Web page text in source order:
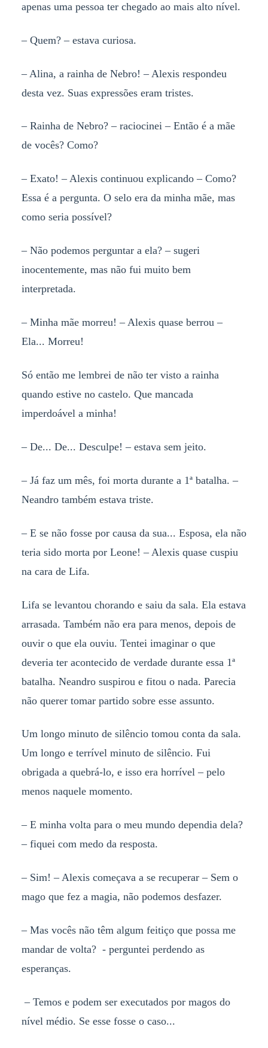
apenas uma pessoa ter chegado ao mais alto nível.
– Quem? – estava curiosa.
– Alina, a rainha de Nebro! – Alexis respondeu
desta vez. Suas expressões eram tristes.
– Rainha de Nebro? – raciocinei – Então é a mãe
de vocês? Como?
– Exato! – Alexis continuou explicando – Como?
Essa é a pergunta. O selo era da minha mãe, mas
como seria possível?
– Não podemos perguntar a ela? – sugeri
inocentemente, mas não fui muito bem
interpretada.
– Minha mãe morreu! – Alexis quase berrou –
Ela... Morreu!
Só então me lembrei de não ter visto a rainha
quando estive no castelo. Que mancada
imperdoável a minha!
– De... De... Desculpe! – estava sem jeito.
– Já faz um mês, foi morta durante a 1ªbatalha.–
Neandro também estava triste.
– E se não fosse por causa da sua... Esposa, ela não
teria sido morta por Leone! – Alexis quase cuspiu
na cara de Lifa.
Lifa se levantou chorando e saiu da sala. Ela estava
arrasada. Também não era para menos, depois de
ouvir o que ela ouviu. Tentei imaginar o que
deveria ter acontecido de verdade durante essa 1ª
batalha. Neandro suspirou e fitou o nada. Parecia
não querer tomar partido sobre esse assunto.
Um longo minuto de silêncio tomou conta da sala.
Um longo e terrível minuto de silêncio. Fui
obrigada a quebrá-lo, e isso era horrível – pelo
menos naquele momento.
– E minha volta para o meu mundo dependia dela?
– fiquei com medo da resposta.
– Sim! – Alexis começava a se recuperar – Sem o
mago que fez a magia, não podemos desfazer.
– Mas vocês não têm algum feitiço que possa me
mandar de volta? - perguntei perdendo as
esperanças.
– Temos e podem ser executados por magos do
nível médio. Se esse fosse o caso...